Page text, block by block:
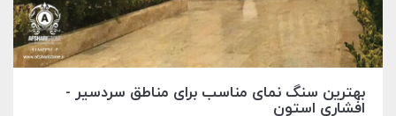
بهترین سنگ نمای مناسب برای مناطق سردسیر -
افشاری استون